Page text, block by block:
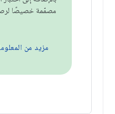
مصمّمة خصيصًا
مزيد من